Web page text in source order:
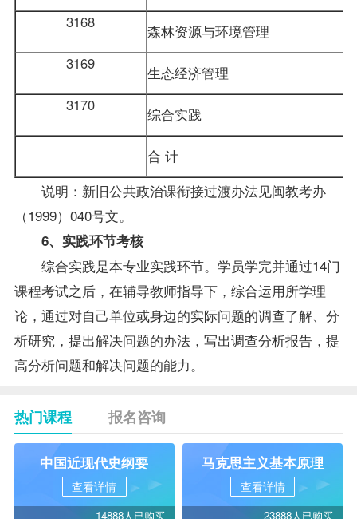
3168
森林资源与环境管理
3169
生态经济管理
3170
综合实践
合 计
说明：新旧公共政治课衔接过渡办法见闽教考办
（1999）040号文。
6、实践环节考核
综合实践是本专业实践环节。学员学完并通过14门
课程考试之后，在辅导教师指导下，综合运用所学理
论，通过对自己单位或身边的实际问题的调查了解、分
析研究，提出解决问题的办法，写出调查分析报告，提
高分析问题和解决问题的能力。
热门课程 报名咨询
中国近现代史纲要
查看详情
14888人已购买
马克思主义基本原理
查看详情
23888人已购买